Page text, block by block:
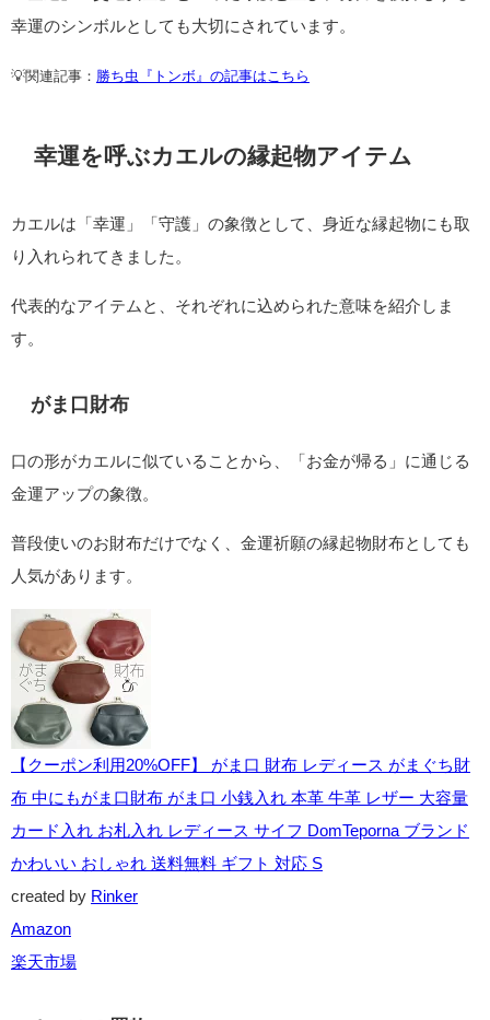
カエルの特徴である「前にしか跳ばない」動きは、古くから 不
退転の精神 を象徴すると考えられてきました。
一度跳んだら後ろに戻らない姿から、「困難に屈せず、前進し
この考え方は、武士や武将が「勝ち虫」と呼んで縁起を担いだ
トンボが「決して退かない」ことから勝負運のシンボルとされ
運・立身出世 に結びつけられました。
「不退転」の象徴としてカエルを縁起物に選ぶ人は少なくあり
「金運」「交通安全」といった守護と並び、努力を後押しする
💡関連記事： 勝ち虫『トンボ』の記事はこちら
幸運を呼ぶカエルの縁起物アイテム
カエルは「幸運」「守護」の象徴として、身近な縁起物にも取
り入れられてきました。
代表的なアイテムと、それぞれに込められた意味を紹介しま
す。
がま口財布
口の形がカエルに似ていることから、「お金が帰る」に通じる